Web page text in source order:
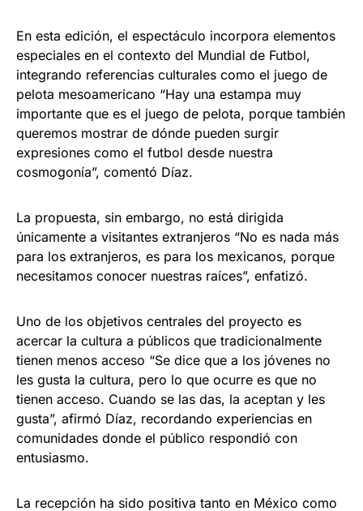
En esta edición, el espectáculo incorpora elementos
especiales en el contexto del Mundial de Futbol,
integrando referencias culturales como el juego de
pelota mesoamericano “Hay una estampa muy
importante que es el juego de pelota, porque también
queremos mostrar de dónde pueden surgir
expresiones como el futbol desde nuestra
cosmogonía”, comentó Díaz.
La propuesta, sin embargo, no está dirigida
únicamente a visitantes extranjeros “No es nada más
para los extranjeros, es para los mexicanos, porque
necesitamos conocer nuestras raíces”, enfatizó.
Uno de los objetivos centrales del proyecto es
acercar la cultura a públicos que tradicionalmente
tienen menos acceso “Se dice que a los jóvenes no
les gusta la cultura, pero lo que ocurre es que no
tienen acceso. Cuando se las das, la aceptan y les
gusta”, afirmó Díaz, recordando experiencias en
comunidades donde el público respondió con
entusiasmo.
La recepción ha sido positiva tanto en México como